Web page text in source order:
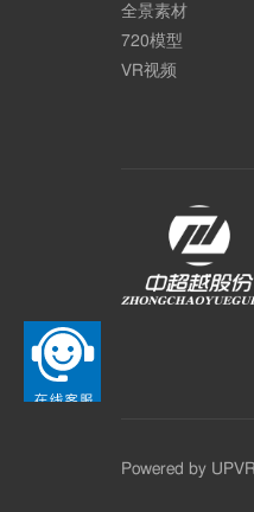
全景素材
720模型
VR视频
Powered by